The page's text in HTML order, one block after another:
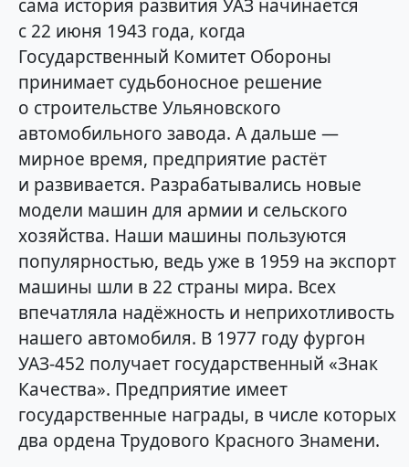
сама история развития УАЗ начинается
с 22 июня 1943 года, когда
Государственный Комитет Обороны
принимает судьбоносное решение
о строительстве Ульяновского
автомобильного завода. А дальше —
мирное время, предприятие растёт
и развивается. Разрабатывались новые
модели машин для армии и сельского
хозяйства. Наши машины пользуются
популярностью, ведь уже в 1959 на экспорт
машины шли в 22 страны мира. Всех
впечатляла надёжность и неприхотливость
нашего автомобиля. В 1977 году фургон
УАЗ-452 получает государственный «Знак
Качества». Предприятие имеет
государственные награды, в числе которых
два ордена Трудового Красного Знамени.